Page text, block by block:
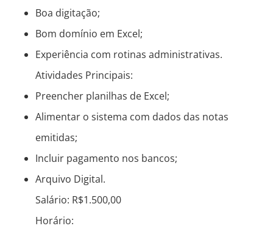
Boa digitação;
Bom domínio em Excel;
Experiência com rotinas administrativas.
Atividades Principais:
Preencher planilhas de Excel;
Alimentar o sistema com dados das notas
emitidas;
Incluir pagamento nos bancos;
Arquivo Digital.
Salário: R$1.500,00
Horário: